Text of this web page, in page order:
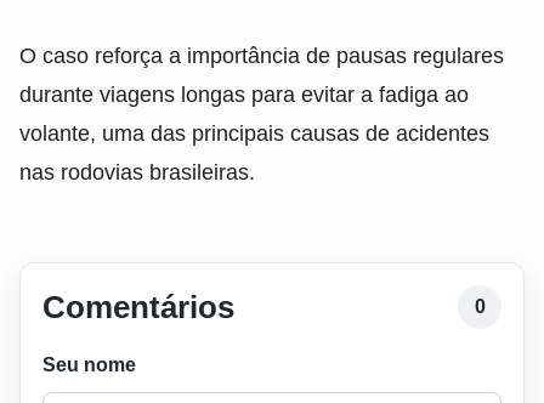
O caso reforça a importância de pausas regulares
durante viagens longas para evitar a fadiga ao
volante, uma das principais causas de acidentes
nas rodovias brasileiras.
Comentários 0
Seu nome